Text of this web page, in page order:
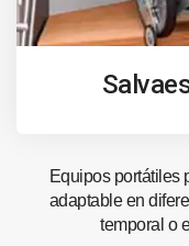
Equipos portátiles
adaptable en
temporal o